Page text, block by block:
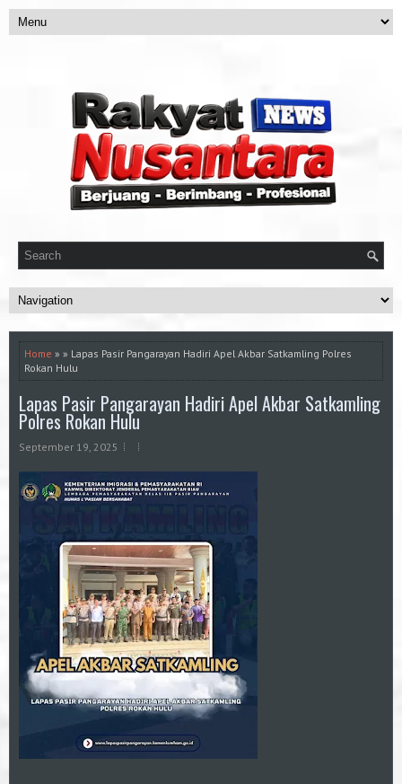
Home » » Lapas Pasir Pangarayan Hadiri Apel Akbar Satkamling Polres
Rokan Hulu
Lapas Pasir Pangarayan Hadiri Apel Akbar Satkamling
Polres Rokan Hulu
September 19, 2025